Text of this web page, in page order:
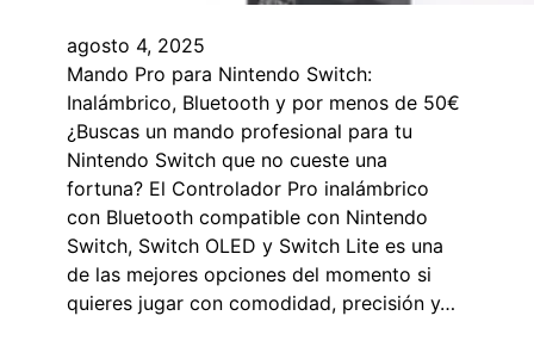
agosto 4, 2025
Mando Pro para Nintendo Switch:
Inalámbrico, Bluetooth y por menos de 50€
¿Buscas un mando profesional para tu
Nintendo Switch que no cueste una
fortuna? El Controlador Pro inalámbrico
con Bluetooth compatible con Nintendo
Switch, Switch OLED y Switch Lite es una
de las mejores opciones del momento si
quieres jugar con comodidad, precisión y…